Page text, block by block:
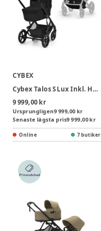
CYBEX
Cybex Talos S Lux Inkl. Hopfällbar Liggdel - Moon Black
9 999,00 kr
Ursprungligen9 999,00 kr
Senaste lägsta pris9 999,00 kr
Online 7 butiker